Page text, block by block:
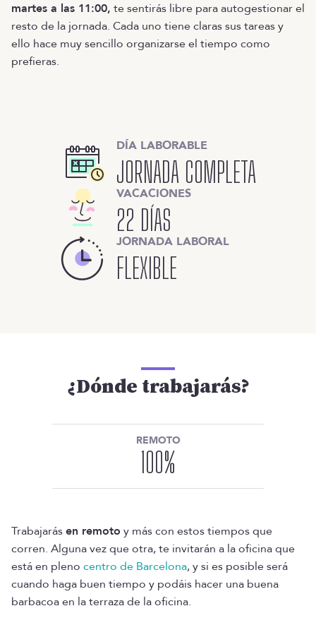
martes a las 11:00, te sentirás libre para autogestionar el
resto de la jornada. Cada uno tiene claras sus tareas y
ello hace muy sencillo organizarse el tiempo como
prefieras.
DÍA LABORABLE
JORNADA COMPLETA
VACACIONES
22 DÍAS
JORNADA LABORAL
FLEXIBLE
¿Dónde trabajarás?
REMOTO
100%
Trabajarásen remoto y más con estos tiempos que
corren. Alguna vez que otra, te invitarán a la oficina que
está en pleno centro de Barcelona, y si es posible será
cuando haga buen tiempo y podáis hacer una buena
barbacoa en la terraza de la oficina.